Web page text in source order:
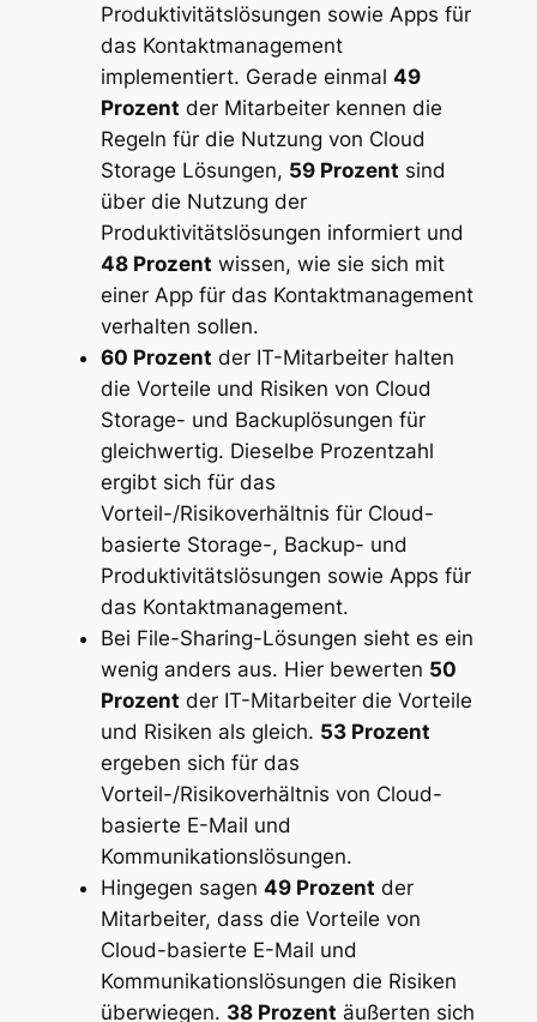
Produktivitätslösungen sowie Apps für
das Kontaktmanagement
implementiert. Gerade einmal 49
Prozent der Mitarbeiter kennen die
Regeln für die Nutzung von Cloud
Storage Lösungen, 59 Prozent sind
über die Nutzung der
Produktivitätslösungen informiert und
48 Prozent wissen, wie sie sich mit
einer App für das Kontaktmanagement
verhalten sollen.
60 Prozent der IT-Mitarbeiter halten
die Vorteile und Risiken von Cloud
Storage- und Backuplösungen für
gleichwertig. Dieselbe Prozentzahl
ergibt sich für das
Vorteil-/Risikoverhältnis für Cloud-
basierte Storage-, Backup- und
Produktivitätslösungen sowie Apps für
das Kontaktmanagement.
Bei File-Sharing-Lösungen sieht es ein
wenig anders aus. Hier bewerten 50
Prozent der IT-Mitarbeiter die Vorteile
und Risiken als gleich. 53 Prozent
ergeben sich für das
Vorteil-/Risikoverhältnis von Cloud-
basierte E-Mail und
Kommunikationslösungen.
Hingegen sagen 49 Prozent der
Mitarbeiter, dass die Vorteile von
Cloud-basierte E-Mail und
Kommunikationslösungen die Risiken
überwiegen. 38 Prozent äußerten sich